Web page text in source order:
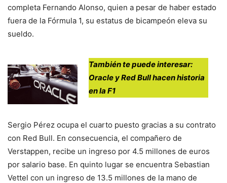
completa Fernando Alonso, quien a pesar de haber estado
fuera de la Fórmula 1, su estatus de bicampeón eleva su
sueldo.
También te puede interesar:
Oracle y Red Bull hacen historia
en la F1
Sergio Pérez ocupa el cuarto puesto gracias a su contrato
con Red Bull. En consecuencia, el compañero de
Verstappen, recibe un ingreso por 4.5 millones de euros
por salario base. En quinto lugar se encuentra Sebastian
Vettel con un ingreso de 13.5 millones de la mano de